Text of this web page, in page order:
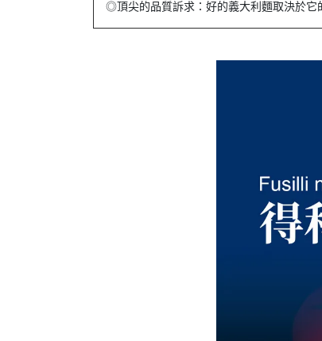
◎頂尖的品質訴求：好的義大利麵取決於它